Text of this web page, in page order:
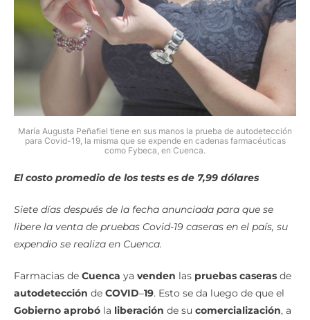
María Augusta Peñafiel tiene en sus manos la prueba de autodetección
para Covid-19, la misma que se expende en cadenas farmacéuticas
como Fybeca, en Cuenca.
El costo promedio de los tests es de 7,99 dólares
Siete días después de la fecha anunciada para que se
libere la venta de pruebas Covid-19 caseras en el país, su
expendio se realiza en Cuenca.
Farmacias de Cuenca ya venden las pruebas caseras de
autodetección de COVID–19. Esto se da luego de que el
Gobierno aprobó la liberación de su comercialización, a